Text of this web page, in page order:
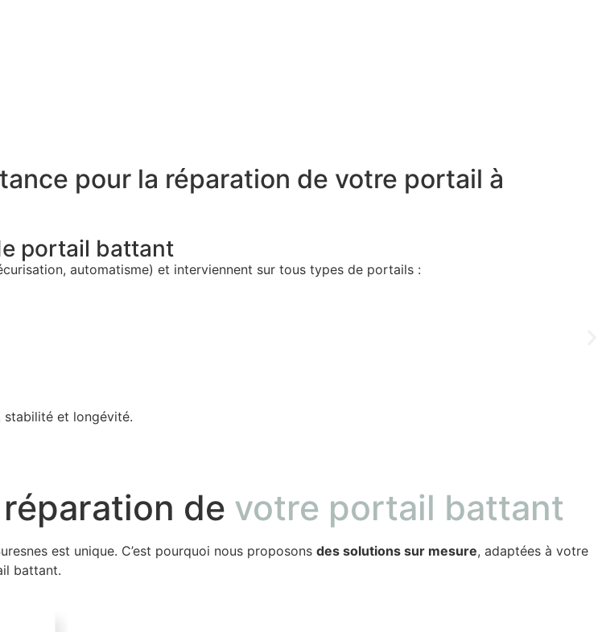
pour la réparation de votre portail à
portail battant
automatisme) et interviennent sur tous types de portails :
stabilité et longévité.
de votre portail battant
est unique. C’est pourquoi nous proposons des solutions sur mesure, adaptées à votre
battant.